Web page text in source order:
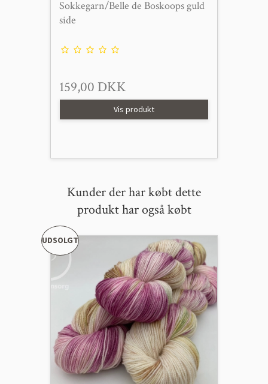
Sokkegarn/Belle de Boskoops guld
side
159,00 DKK
Vis produkt
Kunder der har købt dette
produkt har også købt
UDSOLGT